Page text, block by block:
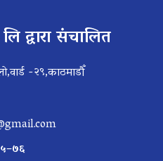
द्वारा संचालित
-२९,काठमाडौँ